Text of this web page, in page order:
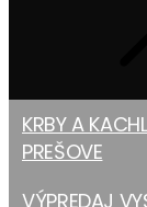
KRBY A
PREŠOVE
VÝPREDAJ